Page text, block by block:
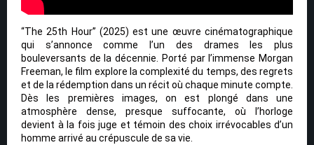
“The 25th Hour” (2025) est une œuvre cinématographique
qui s’annonce comme l’un des drames les plus
bouleversants de la décennie. Porté par l’immense Morgan
Freeman, le film explore la complexité du temps, des regrets
et de la rédemption dans un récit où chaque minute compte.
Dès les premières images, on est plongé dans une
atmosphère dense, presque suffocante, où l’horloge
devient à la fois juge et témoin des choix irrévocables d’un
homme arrivé au crépuscule de sa vie.